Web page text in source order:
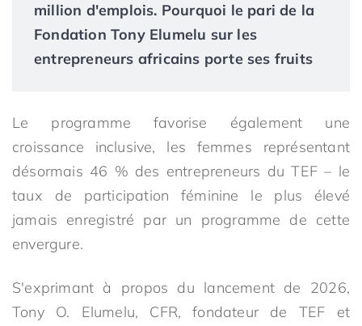
million d'emplois. Pourquoi le pari de la
Fondation Tony Elumelu sur les
entrepreneurs africains porte ses fruits
Le programme favorise également une
croissance inclusive, les femmes représentant
désormais 46 % des entrepreneurs du TEF – le
taux de participation féminine le plus élevé
jamais enregistré par un programme de cette
envergure.
S'exprimant à propos du lancement de 2026,
Tony O. Elumelu, CFR, fondateur de TEF et